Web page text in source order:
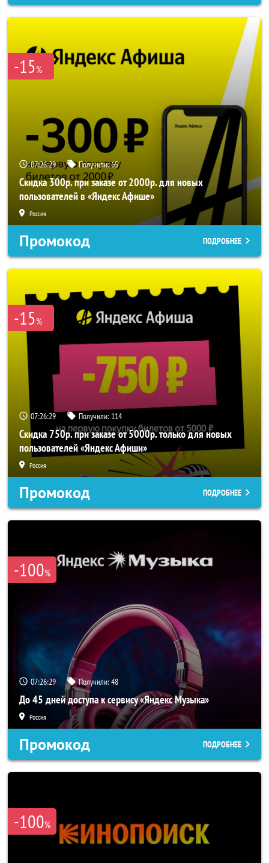
-15%
07:26:26 Получили:65
Скидка 300р. при заказе от 2000р. для новых
пользователей в «Яндекс Афише»
Россия
Промокод ПОДРОБНЕЕ
-15%
07:26:26 Получили: 114
Скидка 750р. при заказе от 5000р. только для новых
пользователей «Яндекс Афиши»
Россия
Промокод ПОДРОБНЕЕ
-100%
07:26:26 Получили:48
До 45 дней доступа к сервису «Яндекс Музыка»
Россия
Промокод ПОДРОБНЕЕ
-100%